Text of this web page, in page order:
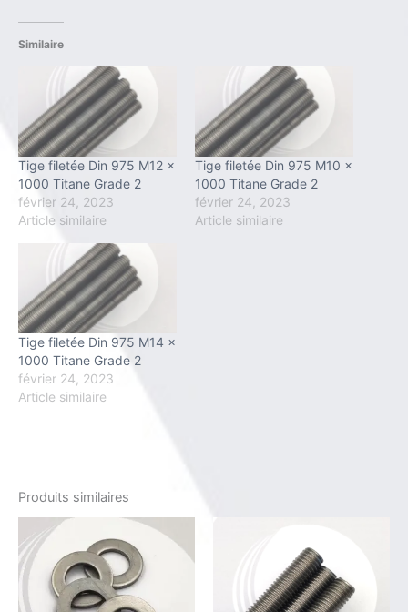
Similaire
Tige filetée Din 975 M12 x
1000 Titane Grade 2
février 24, 2023
Article similaire
Tige filetée Din 975 M10 x
1000 Titane Grade 2
février 24, 2023
Article similaire
Tige filetée Din 975 M14 x
1000 Titane Grade 2
février 24, 2023
Article similaire
Produits similaires